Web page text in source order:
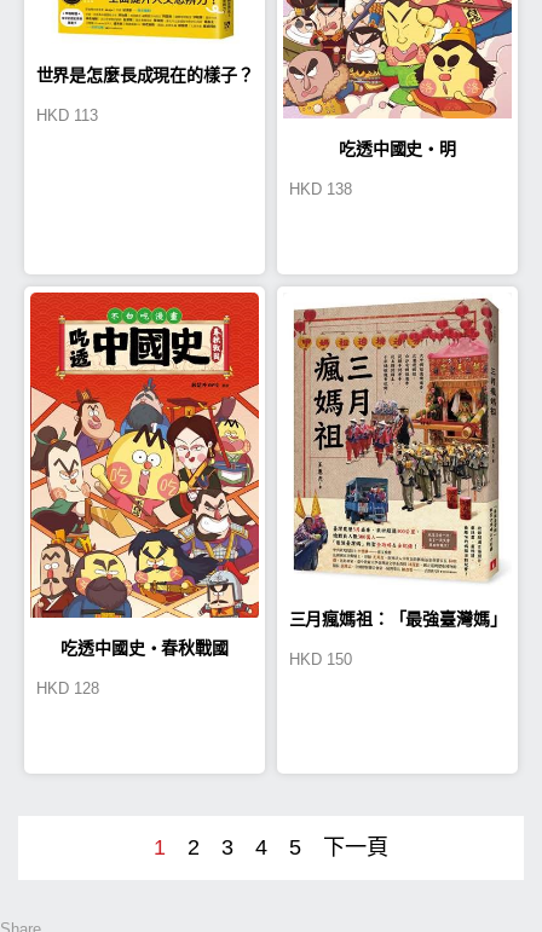
世界是怎麼長成現在的樣子？
HKD 113
吃透中國史‧明
HKD 138
吃透中國史‧春秋戰國
HKD 128
三月瘋媽祖：「最強臺灣媽」
HKD 150
1 2 3 4 5 下一頁